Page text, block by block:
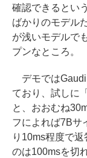
確認できるとい
ばかりのモデル
が浅いモデルで
プンなところ。
デモではGaudi
ており、試しに
と、おおむね
フによれば7Bサ
り10ms程度で
のは100msを切